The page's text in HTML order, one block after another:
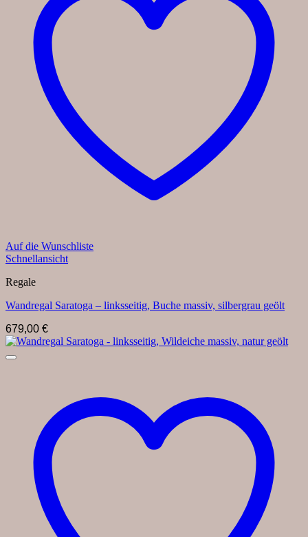
Auf die Wunschliste
Schnellansicht
Regale
Wandregal Saratoga – linksseitig, Buche massiv, silbergrau geölt
679,00 €